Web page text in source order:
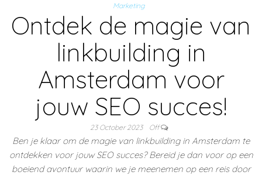
Marketing
Ontdek de magie van
linkbuilding in
Amsterdam voor
jouw SEO succes!
23 October 2023 Off
Ben je klaar om de magie van linkbuilding in Amsterdam te
ontdekken voor jouw SEO succes? Bereid je dan voor op een
boeiend avontuur waarin we je meenemen op een reis door